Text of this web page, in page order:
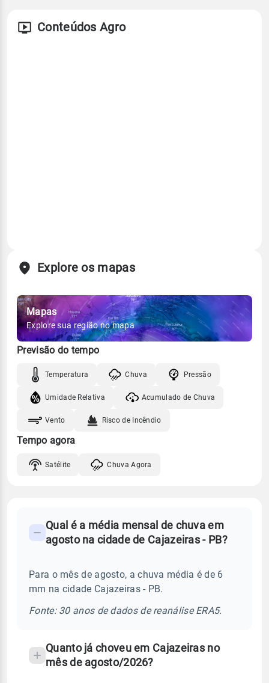
Conteúdos Agro
Explore os mapas
Mapas
Explore sua região no mapa
Previsão do tempo
Temperatura Chuva Pressão
Umidade Relativa Acumulado de Chuva
Vento Risco de Incêndio
Tempo agora
Satélite Chuva Agora
Perguntas
sobre
chuva
Qual é a média mensal de chuva em
agosto na cidade de Cajazeiras - PB?
Para o mês de agosto, a chuva média é de 6
mm na cidade Cajazeiras - PB.
Fonte: 30 anos de dados de reanálise ERA5.
Quanto já choveu em Cajazeiras no
mês de agosto/2026?